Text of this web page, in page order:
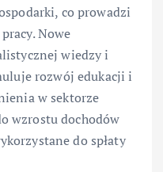
co prowadzi
Nowe
wiedzy i
rozwój edukacji i
w sektorze
wzrostu dochodów
do spłaty